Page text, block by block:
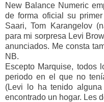
New Balance Numeric
de forma oficial su
Saari, Tom Karangelov
para mi sorpresa Levi
anunciados. Me consta
NB.
Escepto Marquise, todos
periodo en el que no
(Levi lo ha tenido
encontrado un hogar. Les